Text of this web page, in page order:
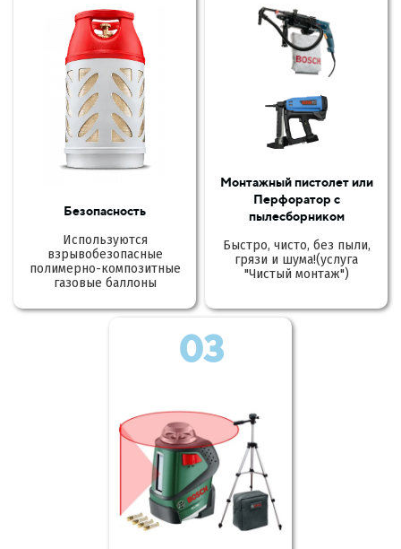
Безопасность
Используются
взрывобезопасные
полимерно-композитные
газовые баллоны
Монтажный пистолет или
Перфоратор с
пылесборником
Быстро, чисто, без пыли,
грязи и шума!(услуга
"Чистый монтаж")
03